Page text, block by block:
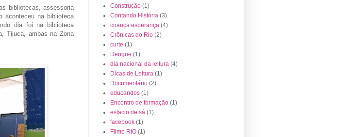
bibliotecas, assessoria
aconteceu na biblioteca
dia foi na biblioteca
Tijuca, ambas na Zona
Construção (1)
Contando História (3)
criança esperança (4)
Crônicas do Rio (2)
curte (1)
Dengue (1)
dia nacional da leitura (4)
Dicas de Leitura (1)
Documentário (2)
educandos (1)
Encontro de formação (1)
estacio de sá (1)
facebook (1)
Filme RIO (1)